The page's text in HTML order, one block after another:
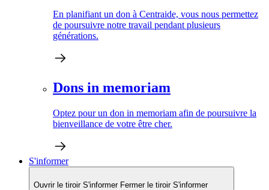
En planifiant un don à Centraide, vous nous permettez
de poursuivre notre travail pendant plusieurs
générations.
Dons in memoriam
Optez pour un don in memoriam afin de poursuivre la
bienveillance de votre être cher.
S'informer
Ouvrir le tiroir S'informer Fermer le tiroir S'informer